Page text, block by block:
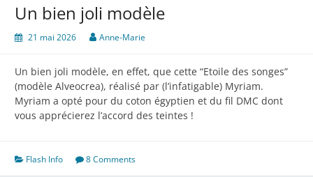
Un bien joli modèle
21 mai 2026 Anne-Marie
Un bien joli modèle, en effet, que cette “Etoile des songes”
(modèle Alveocrea), réalisé par (l’infatigable) Myriam.
Myriam a opté pour du coton égyptien et du fil DMC dont
vous apprécierez l’accord des teintes !
Flash Info 8 Comments